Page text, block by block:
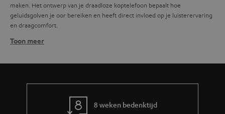
maken. Het ontwerp van je draadloze koptelefoon bepaalt hoe
geluidsgolven je oor bereiken en heeft direct invloed op je luisterervaring
en draagcomfort.
Wat is de beste draadloze koptelefoon?
NC 3 of PRO. Zoek je een compacte oplossing voor dagelijks gebruik, dan is
de on-ear SUPREME ON een uitstekende keuze.
Toon meer
8 weken bedenktijd